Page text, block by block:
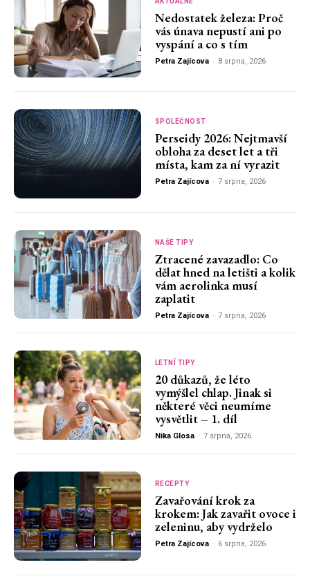
Nedostatek železa: Proč
vás únava nepustí ani po
vyspání a co s tím
Petra Zajícova - 8 srpna, 2026
SPOLEČNOST
Perseidy 2026: Nejtmavší
obloha za deset let a tři
místa, kam za ní vyrazit
Petra Zajícova - 7 srpna, 2026
NAŠE TIPY
Ztracené zavazadlo: Co
dělat hned na letišti a kolik
vám aerolinka musí
zaplatit
Petra Zajícova - 7 srpna, 2026
LETNÍ TIPY
20 důkazů, že léto
vymýšlel chlap. Jinak si
některé věci neumíme
vysvětlit – 1. díl
Nika Glosa - 7 srpna, 2026
RECEPTY
Zavařování krok za
krokem: Jak zavařit ovoce i
zeleninu, aby vydrželo
Petra Zajícova - 6 srpna, 2026